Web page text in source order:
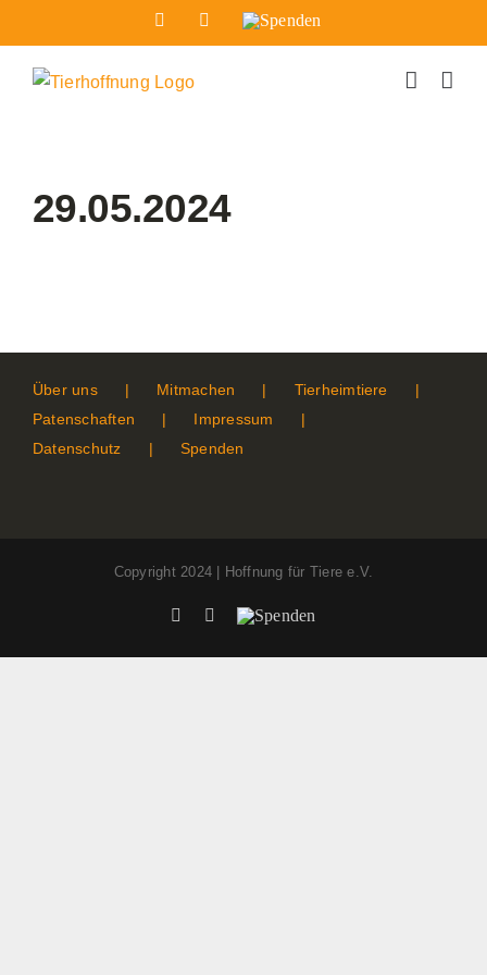
Inhalt
springen
FacebookInstagram
Spenden
29.05.2024
Über uns Mitmachen
Tierheimtiere
Patenschaften
Impressum
Datenschutz
Spenden
Copyright 2024 | Hoffnung für Tiere e.V.
FacebookInstagram
Spenden